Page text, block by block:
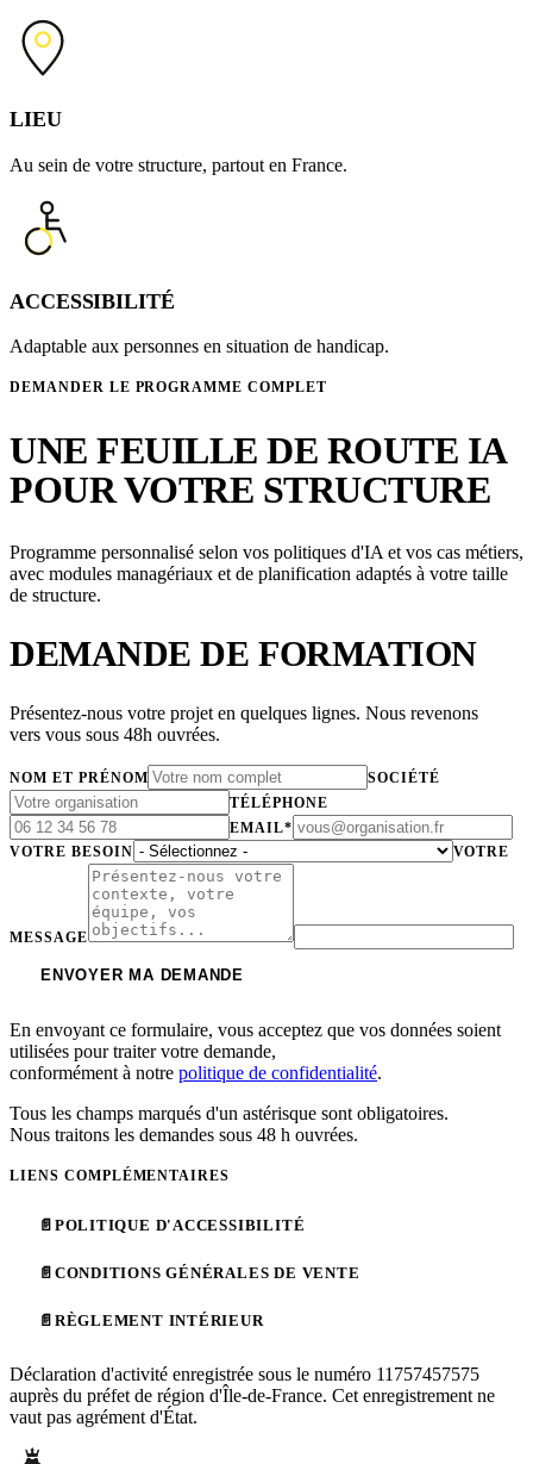
LIEU
Au sein de votre structure, partout en France.
ACCESSIBILITÉ
Adaptable aux personnes en situation de handicap.
DEMANDER LE PROGRAMME COMPLET
UNE FEUILLE DE ROUTE IA
POUR VOTRE STRUCTURE
Programme personnalisé selon vos politiques d'IA et vos cas métiers,
avec modules managériaux et de planification adaptés à votre taille
de structure.
DEMANDE DE FORMATION
Présentez-nous votre projet en quelques lignes. Nous revenons
vers vous sous 48h ouvrées.
NOM ET PRÉNOM
SOCIÉTÉ
TÉLÉPHONE
EMAIL*
VOTRE BESOIN
VOTRE
MESSAGE
ENVOYER MA DEMANDE
En envoyant ce formulaire, vous acceptez que vos données soient
utilisées pour traiter votre demande,
conformément à notre politique de confidentialité.
Tous les champs marqués d'un astérisque sont obligatoires.
Nous traitons les demandes sous 48 h ouvrées.
LIENS COMPLÉMENTAIRES
📄 POLITIQUE D'ACCESSIBILITÉ
📄 CONDITIONS GÉNÉRALES DE VENTE
📄 RÈGLEMENT INTÉRIEUR
Déclaration d'activité enregistrée sous le numéro 11757457575
auprès du préfet de région d'Île-de-France. Cet enregistrement ne
vaut pas agrément d'État.